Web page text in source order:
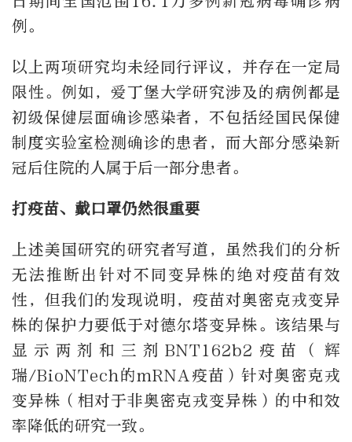
例。
以上两项研究均未经同行评议，并存在一定局
限性。例如，爱丁堡大学研究涉及的病例都是
初级保健层面确诊感染者，不包括经国民保健
制度实验室检测确诊的患者，而大部分感染新
冠后住院的人属于后一部分患者。
打疫苗、戴口罩仍然很重要
上述美国研究的研究者写道，虽然我们的分析
无法推断出针对不同变异株的绝对疫苗有效
性，但我们的发现说明，疫苗对奥密克戎变异
株的保护力要低于对德尔塔变异株。该结果与
显示两剂和三剂BNT162b2疫苗（辉
瑞/BioNTech的mRNA疫苗）针对奥密克戎
变异株（相对于非奥密克戎变异株）的中和效
率降低的研究一致。